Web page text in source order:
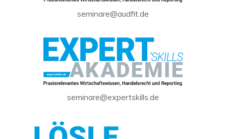
seminare@audfit.de
seminare@expertskills.de